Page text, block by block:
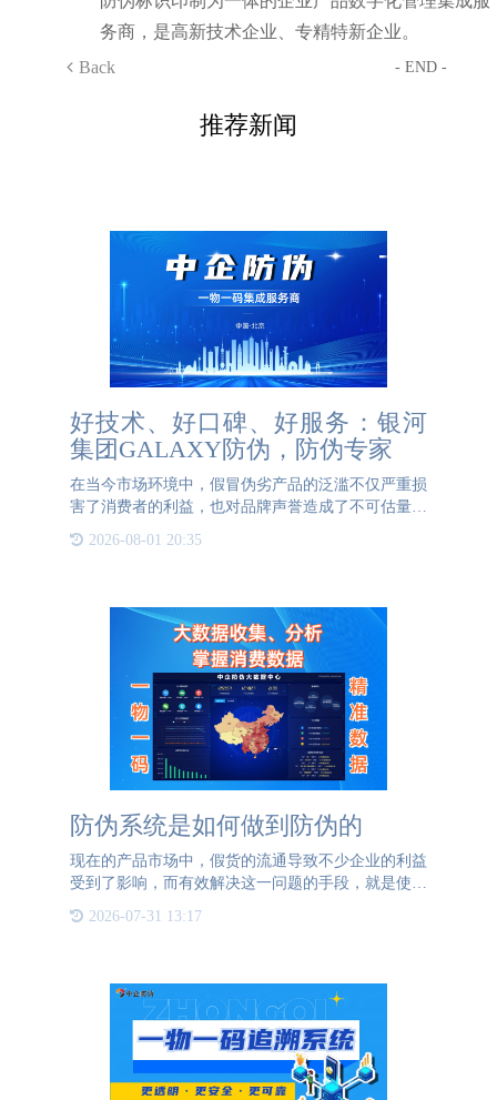
务商，是高新技术企业、专精特新企业。
Back
- END -
推荐新闻
好技术、好口碑、好服务：银河
集团GALAXY防伪，防伪专家
在当今市场环境中，假冒伪劣产品的泛滥不仅严重损
害了消费者的利益，也对品牌声誉造成了不可估量的
寻求专业的防伪解决方案。银河集团GALAXY防
2026-08-01 20:35
防伪系统是如何做到防伪的
现在的产品市场中，假货的流通导致不少企业的利益
受到了影响，而有效解决这一问题的手段，就是使用
一些数字化、智能化、科学化的一些现代技术。防伪
系统：防伪系统实际上是通过大数据的集合和分析，
2026-07-31 13:17